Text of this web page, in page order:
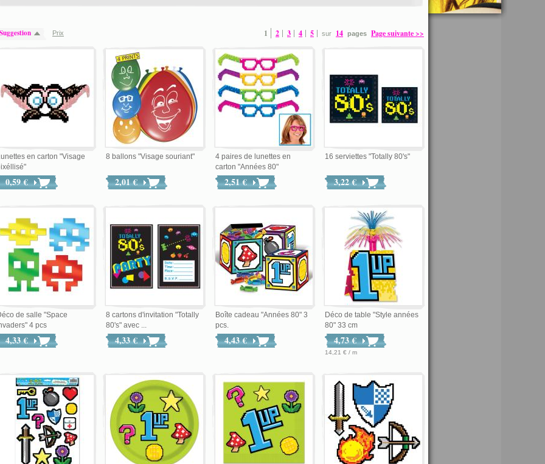
1 2 3 4 5 sur 14 pages Page suivante >>
Suggestion Prix
en carton "Visage
0,59 €
8 ballons "Visage souriant"
2,01 €
4 paires de lunettes en
carton "Années 80"
2,51 €
16 serviettes "Totally 80's"
3,22 €
de salle "Space
4 pcs
4,33 €
8 cartons d'invitation "Totally
80's" avec ...
4,33 €
Boîte cadeau "Années 80" 3
pcs.
4,43 €
Déco de table "Style années
80" 33 cm
4,73 €
14,21 € / m